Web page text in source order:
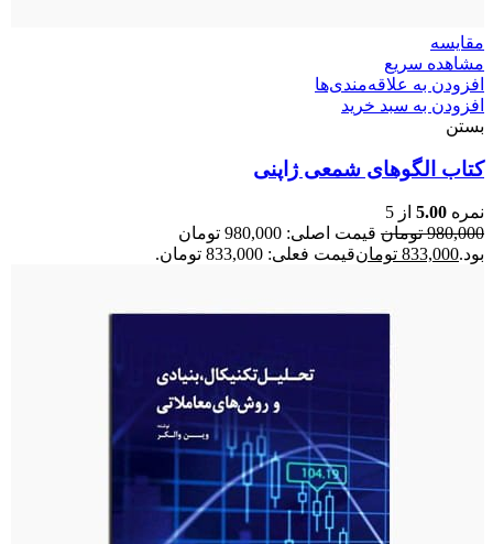
مقایسه
مشاهده سریع
افزودن به علاقه‌مندی‌ها
افزودن به سبد خرید
بستن
کتاب الگوهای شمعی ژاپنی
نمره 5.00 از 5
980,000 تومان
قیمت اصلی: 980,000 تومان
بود.833,000 تومانقیمت فعلی: 833,000 تومان.